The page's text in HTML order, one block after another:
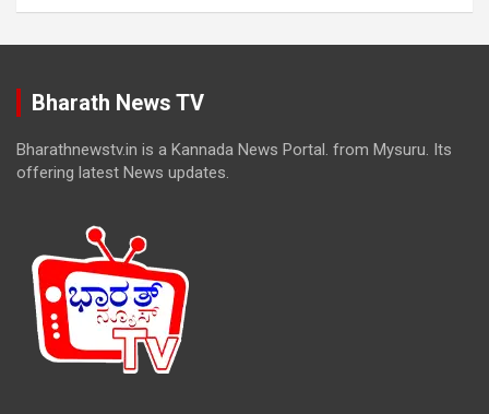
Bharath News TV
Bharathnewstv.in is a Kannada News Portal. from Mysuru. Its
offering latest News updates.